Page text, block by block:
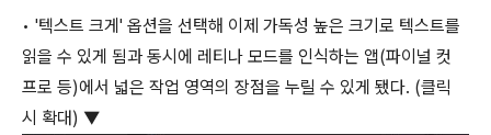
• '텍스트 크게' 옵션을 선택해 이제 가독성 높은 크기로 텍스트를
읽을 수 있게 됨과 동시에 레티나 모드를 인식하는 앱(파이널 컷
프로 등)에서 넓은 작업 영역의 장점을 누릴 수 있게 됐다. (클릭
시 확대) ▼